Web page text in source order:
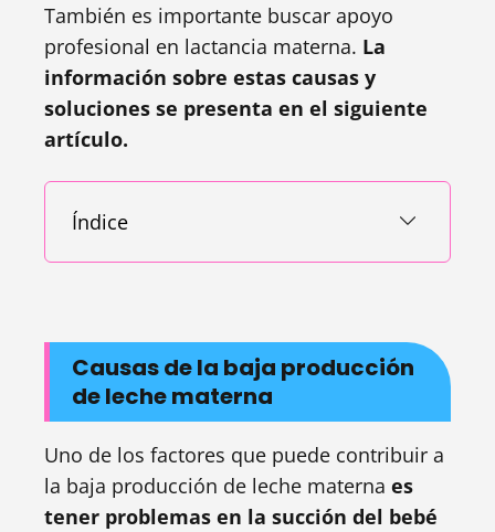
También es importante buscar apoyo
profesional en lactancia materna. La
información sobre estas causas y
soluciones se presenta en el siguiente
artículo.
Índice
Causas de la baja producción
de leche materna
Uno de los factores que puede contribuir a
la baja producción de leche materna es
tener problemas en la succión del bebé